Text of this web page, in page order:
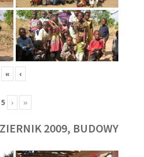
« ‹
5 › »
2009, BUDOWY